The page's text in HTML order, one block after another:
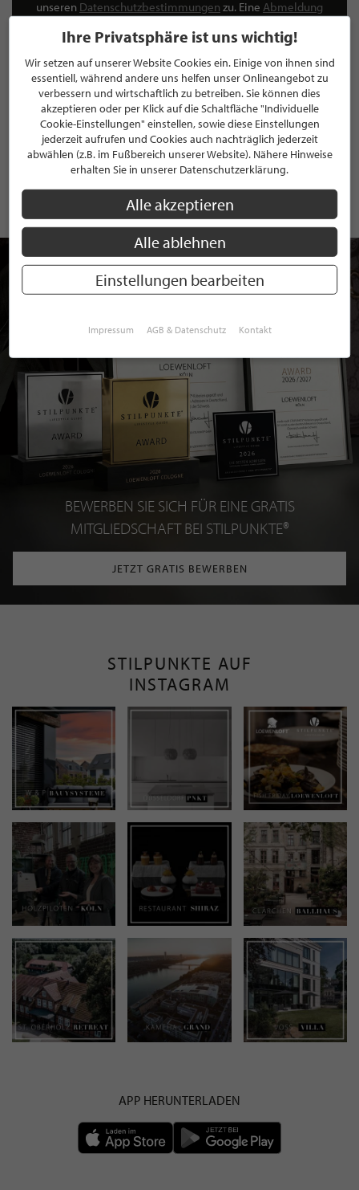
unseren Datenschutzbestimmungen zu. Eine Abmeldung
ANMELDEN
Mit der Anmeldung an unserem Newsletter stimmen Sie unseren
Datenschutzbestimmungen
zu. Eine Abmeldung ist jederzeit möglich.
BEWERBEN SIE SICH FÜR EINE GRATIS
MITGLIEDSCHAFT BEI STILPUNKTE®
JETZT GRATIS BEWERBEN
STILPUNKTE AUF
INSTAGRAM
APP HERUNTERLADEN
Ihre Privatsphäre ist uns wichtig!
Wir setzen auf unserer Website Cookies ein. Einige von ihnen sind
essentiell, während andere uns helfen unser Onlineangebot zu
verbessern und wirtschaftlich zu betreiben. Sie können dies
akzeptieren oder per Klick auf die Schaltfläche "Individuelle
Cookie-Einstellungen" einstellen, sowie diese Einstellungen
jederzeit aufrufen und Cookies auch nachträglich jederzeit
abwählen (z.B. im Fußbereich unserer Website). Nähere Hinweise
erhalten Sie in unserer Datenschutzerklärung.
Alle akzeptieren
Alle ablehnen
Einstellungen bearbeiten
Impressum AGB & Datenschutz Kontakt